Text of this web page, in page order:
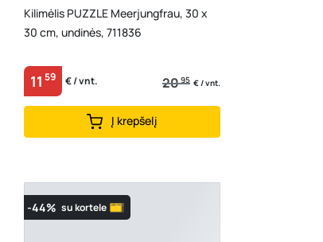
Kilimėlis PUZZLE Meerjungfrau, 30 x
30 cm, undinės, 711836
11 59 € / vnt. 2095 € / vnt.
Į krepšelį
-44% su kortele